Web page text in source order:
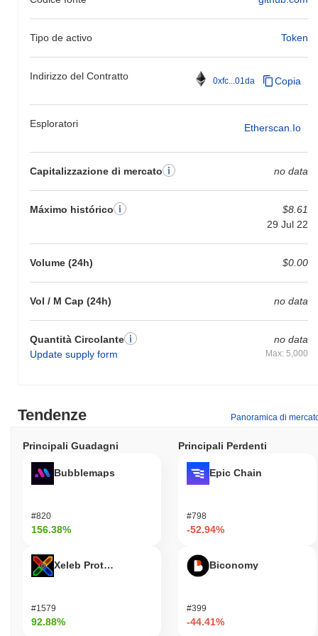
Tipo de activo Token
Indirizzo del Contratto 0xfc...01da Copia
Esploratori Etherscan.io
Capitalizzazione di mercato no data
Máximo histórico
$8.61
29 Jul 22
Volume (24h) $0.00
Vol / M Cap (24h) no data
Quantità Circolante
Update supply form
no data
Max: 5,000
Tendenze Panoramica di
Principali Guadagni
Bubblemaps
#820
156.38%
Xeleb Protocol
#1579
92.88%
Principali Perdenti
Epic Chain
#798
-52.94%
Biconomy
#399
-44.41%